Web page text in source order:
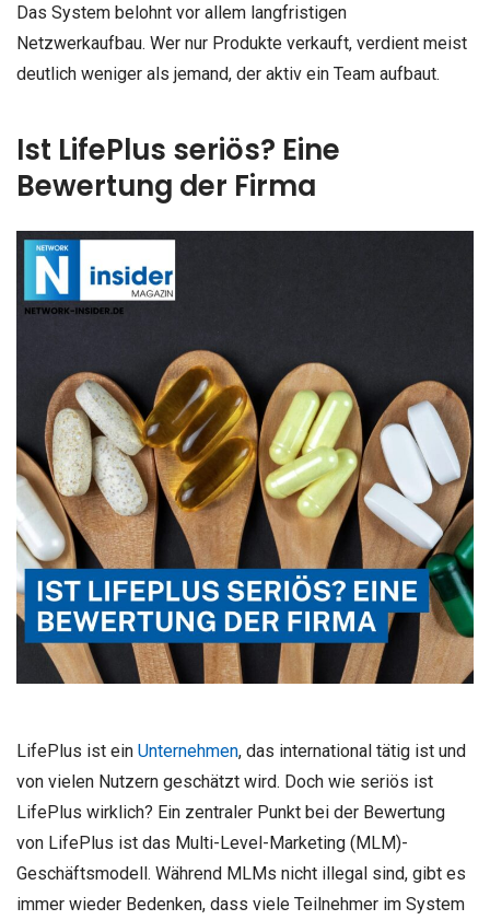
Das System belohnt vor allem langfristigen
Netzwerkaufbau. Wer nur Produkte verkauft, verdient meist
deutlich weniger als jemand, der aktiv ein Team aufbaut.
Ist LifePlus seriös? Eine
Bewertung der Firma
LifePlus ist ein Unternehmen, das international tätig ist und
von vielen Nutzern geschätzt wird. Doch wie seriös ist
LifePlus wirklich? Ein zentraler Punkt bei der Bewertung
von LifePlus ist das Multi-Level-Marketing (MLM)-
Geschäftsmodell. Während MLMs nicht illegal sind, gibt es
immer wieder Bedenken, dass viele Teilnehmer im System